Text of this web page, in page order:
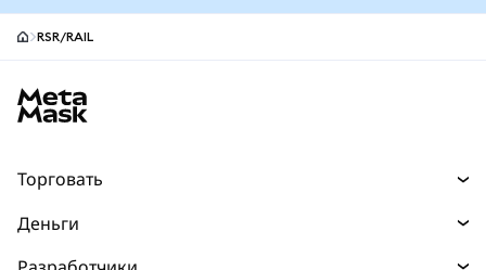
RSR/RAIL
Торговать
Деньги